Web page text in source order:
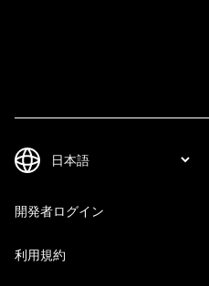
開発者ログイン
利用規約